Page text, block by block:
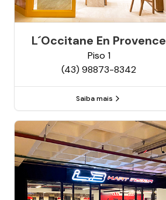
L´occitane En Provence
Piso 1
(43) 98873-8342
Saiba mais